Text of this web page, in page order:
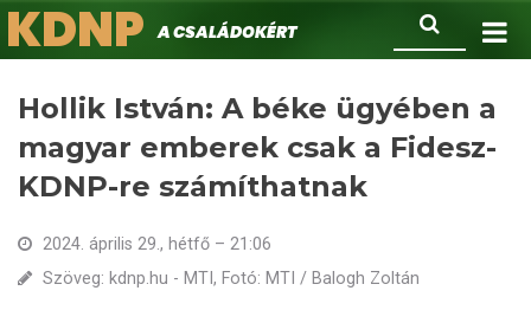
Ugrás
a
Keresés
KDNPA családokért.
Hollik István: A béke ügyében a
magyar emberek csak a Fidesz-
KDNP-re számíthatnak
2024. április 29., hétfő – 21:06
Szöveg: kdnp.hu - MTI, Fotó: MTI / Balogh Zoltán